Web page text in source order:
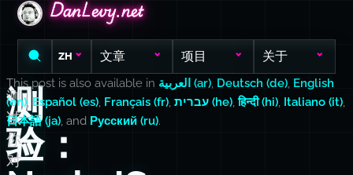
DanLevy.net
DanLevy.net
DanLevy.net
ZH 文章 项目 关于
测
验：
测
试
你
对
This post is also available in العربية (ar), Deutsch (de), English
(en), Español (es), Français (fr), עברית (he),हिन्दी (hi), Italiano (it),
日本語 (ja), and Русский (ru).